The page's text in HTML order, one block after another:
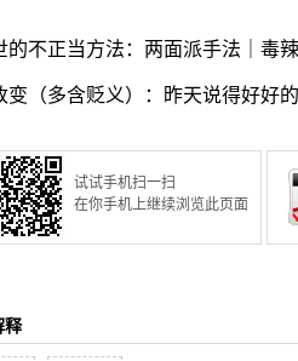
不正当方法：两面派手法｜毒
变（多含贬义）：昨天说得好好
试试手机扫一扫
在你手机上继续浏览此页面
释